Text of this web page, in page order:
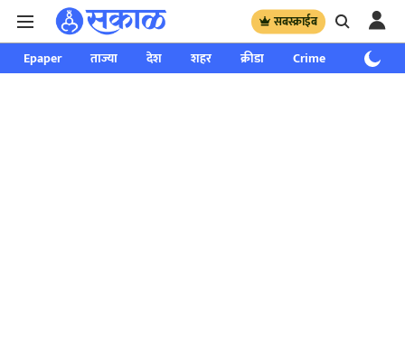
सबस्क्राईब
Epaper ताज्या देश शहर क्रीडा Crime साप्ताहिक